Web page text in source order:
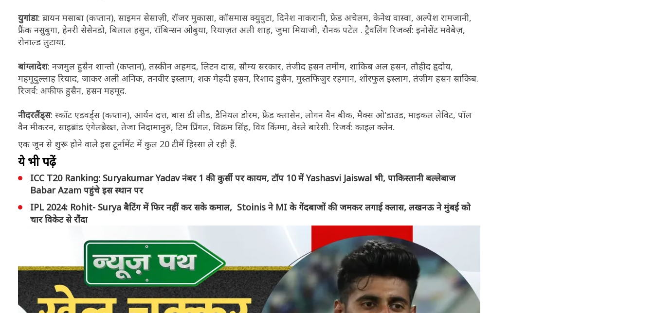
युगांडा: ब्रायन मसाबा (कप्तान), साइमन सेसाज़ी, रॉजर मुकासा, कॉसमास क्युवुटा, दिनेश नाकरानी, ​​फ्रेड अचेलम, केनेथ वास्वा, अल्पेश रामजानी,
फ्रैंक नसुबुगा, हेनरी सेसेनडो, बिलाल हसुन, रॉबिन्सन ओबुया, रियाज़त अली शाह, जुमा मियाजी, रौनक पटेल . ट्रैवलिंग रिजर्व्स: इनोसेंट मवेबेज़,
रोनाल्ड लुटाया.
बांग्लादेश: नजमुल हुसैन शान्तो (कप्तान), तस्कीन अहमद, लिटन दास, सौम्य सरकार, तंजीद हसन तमीम, शाकिब अल हसन, तौहीद हृदोय,
महमूदुल्लाह रियाद, जाकर अली अनिक, तनवीर इस्लाम, शक मेहदी हसन, रिशाद हुसैन, मुस्तफिजुर रहमान, शोरफुल इस्लाम, तंज़ीम हसन साकिब.
रिजर्व: अफीफ हुसैन, हसन महमूद.
नीदरलैंड्स: स्कॉट एडवर्ड्स (कप्तान), आर्यन दत्त, बास डी लीड, डैनियल डोरम, फ्रेड क्लासेन, लोगन वैन बीक, मैक्स ओ'डाउड, माइकल लेविट, पॉल
वैन मीकरन, साइब्रांड एंगेलब्रेख्त, तेजा निदामानुरु, टिम प्रिंगल, विक्रम सिंह, विव किंग्मा, वेस्ले बारेसी. रिजर्व: काइल क्लेन.
एक जून से शुरू होने वाले इस टूर्नामेंट में कुल 20 टीमें हिस्सा ले रही हैं.
ये भी पढ़ें
ICC T20 Ranking: Suryakumar Yadav नंबर 1 की कुर्सी पर कायम, टॉप 10 में Yashasvi Jaiswal भी, पाकिस्तानी बल्लेबाज
Babar Azam पहुंचे इस स्थान पर
IPL 2024: Rohit- Surya बैटिंग में फिर नहीं कर सके कमाल, Stoinis ने MI के गेंदबाजों की जमकर लगाई क्लास, लखनऊ ने मुंबई को
चार विकेट से रौंदा